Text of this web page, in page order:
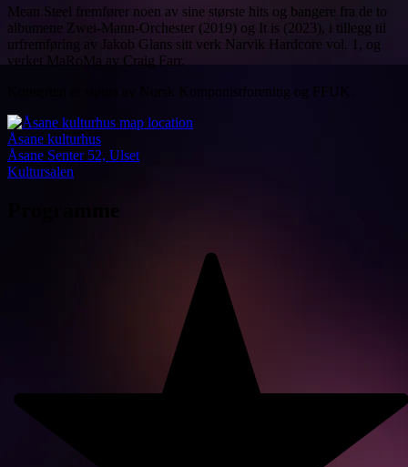
Mean Steel fremfører noen av sine største hits og bangere fra de to
albumene Zwei-Mann-Orchester (2019) og It is (2023), i tillegg til
urfremføring av Jakob Glans sitt verk Narvik Hardcore vol. 1, og
verket MaRoMa av Craig Farr.
Konserten er støttet av Norsk Komponistforening og FFUK.
Åsane kulturhus
Åsane Senter 52, Ulset
Kultursalen